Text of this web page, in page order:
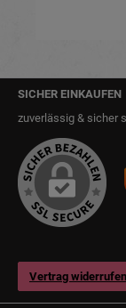
SICHER EINKAUFEN
zuverlässig & sicher
Vertrag widerrufen